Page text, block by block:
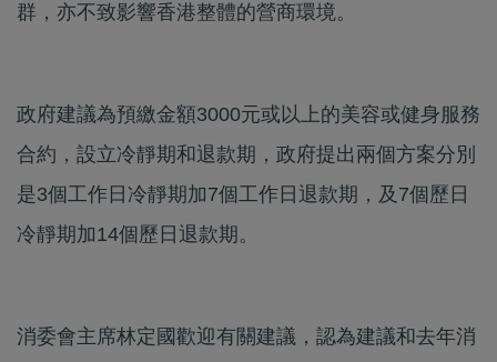
群，亦不致影響香港整體的營商環境。
政府建議為預繳金額3000元或以上的美容或健身服務
合約，設立冷靜期和退款期，政府提出兩個方案分別
是3個工作日冷靜期加7個工作日退款期，及7個歷日
冷靜期加14個歷日退款期。
消委會主席林定國歡迎有關建議，認為建議和去年消